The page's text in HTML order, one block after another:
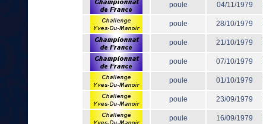
poule 04/11/1979
poule 28/10/1979
poule 21/10/1979
poule 07/10/1979
poule 01/10/1979
poule 23/09/1979
poule 16/09/1979